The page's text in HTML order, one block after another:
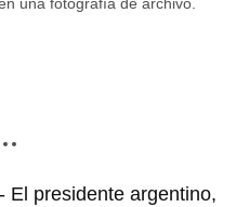
una fotografía de archivo.
El presidente argentino,